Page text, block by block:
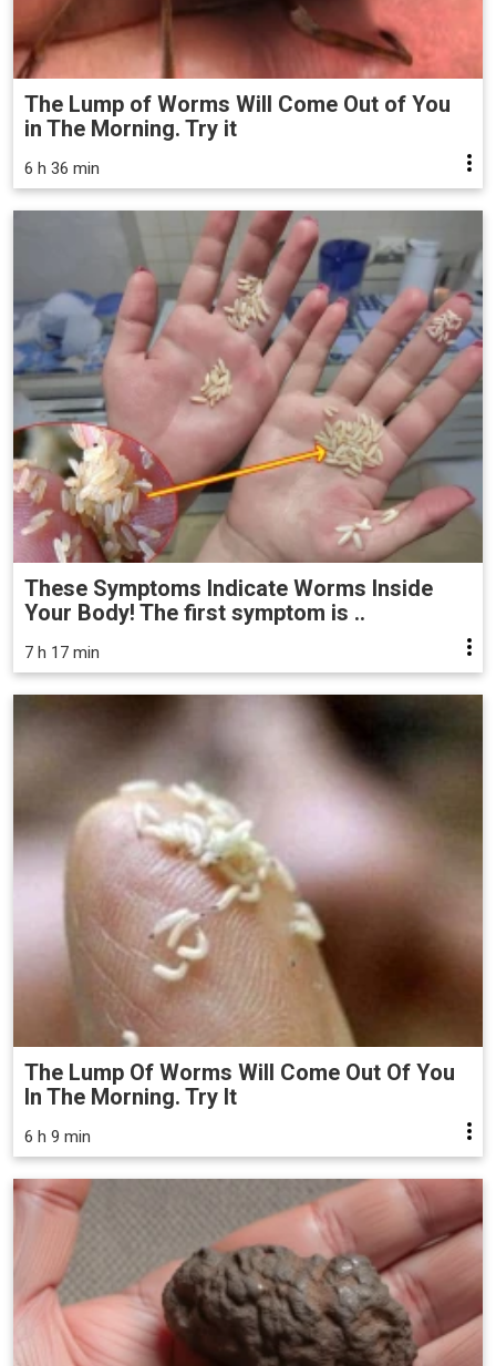
The Lump of Worms Will Come Out of You
in The Morning. Try it
6 h 36 min
These Symptoms Indicate Worms Inside
Your Body! The first symptom is ..
7 h 17 min
The Lump Of Worms Will Come Out Of You
In The Morning. Try It
6 h 9 min